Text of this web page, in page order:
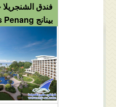
فندق
بينانج Golden Sands Penang